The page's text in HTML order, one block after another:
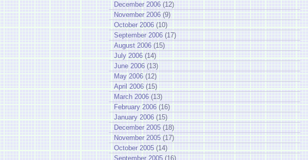
December 2006(12)
November 2006(9)
October 2006(10)
September 2006(17)
August 2006(15)
July 2006(14)
June 2006(13)
May 2006(12)
April 2006(15)
March 2006(13)
February 2006(16)
January 2006(15)
December 2005(18)
November 2005(17)
October 2005(14)
September 2005(16)